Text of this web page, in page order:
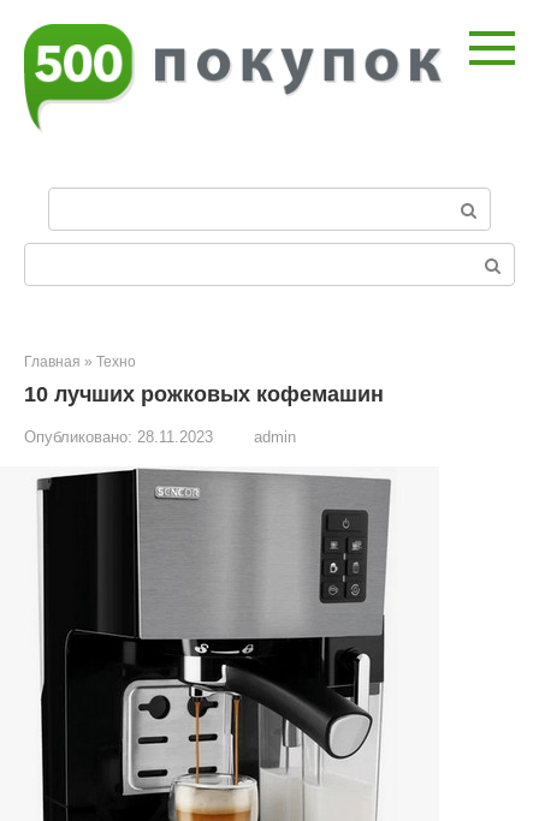
контенту
о
и
Главная » Техно
10 лучших рожковых кофемашин
Опубликовано: 28.11.2023 admin